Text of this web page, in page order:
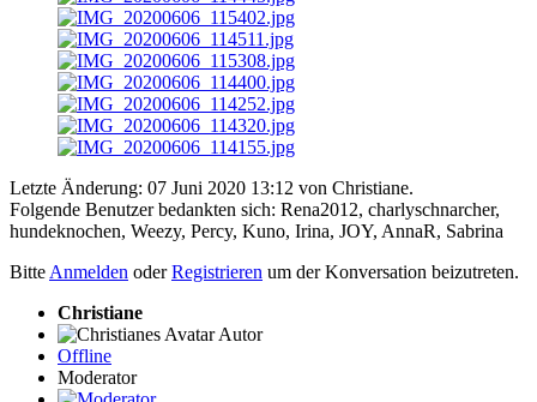
Letzte Änderung: 07 Juni 2020 13:12 von Christiane.
Folgende Benutzer bedankten sich: Rena2012, charlyschnarcher,
hundeknochen, Weezy, Percy, Kuno, Irina, JOY, AnnaR, Sabrina
Bitte Anmelden oderRegistrieren um der Konversation beizutreten.
Christiane
Autor
Offline
Moderator